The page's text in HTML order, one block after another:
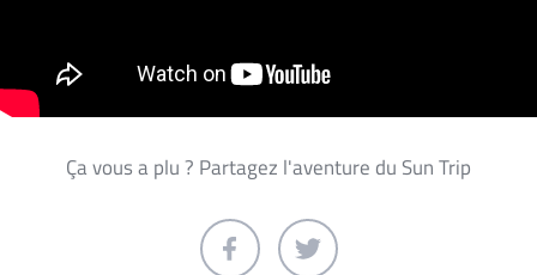
Ça vous a plu ? Partagez l'aventure du Sun Trip